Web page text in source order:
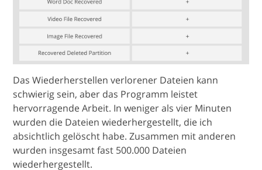
Das Wiederherstellen verlorener Dateien kann
schwierig sein, aber das Programm leistet
hervorragende Arbeit. In weniger als vier Minuten
wurden die Dateien wiederhergestellt, die ich
absichtlich gelöscht habe. Zusammen mit anderen
wurden insgesamt fast 500.000 Dateien
wiederhergestellt.